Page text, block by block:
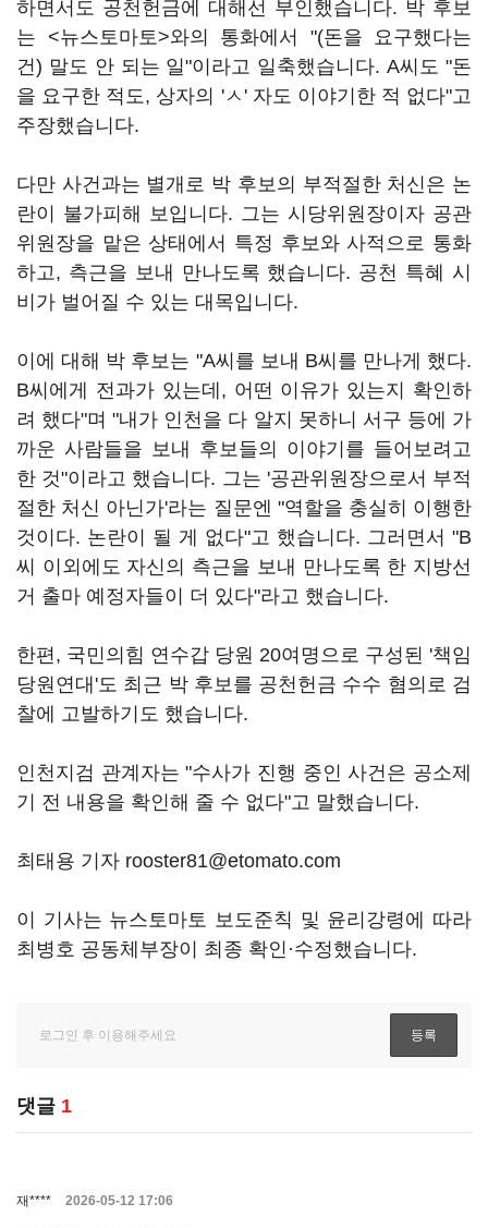
하면서도 공천헌금에 대해선 부인했습니다. 박 후보
는 <뉴스토마토>와의 통화에서 "(돈을 요구했다는
건) 말도 안 되는 일"이라고 일축했습니다. A씨도 "돈
을 요구한 적도, 상자의 'ㅅ' 자도 이야기한 적 없다"고
주장했습니다.
다만 사건과는 별개로 박 후보의 부적절한 처신은 논
란이 불가피해 보입니다. 그는 시당위원장이자 공관
위원장을 맡은 상태에서 특정 후보와 사적으로 통화
하고, 측근을 보내 만나도록 했습니다. 공천 특혜 시
비가 벌어질 수 있는 대목입니다.
이에 대해 박 후보는 "A씨를 보내 B씨를 만나게 했다.
B씨에게 전과가 있는데, 어떤 이유가 있는지 확인하
려 했다"며 "내가 인천을 다 알지 못하니 서구 등에 가
까운 사람들을 보내 후보들의 이야기를 들어보려고
한 것"이라고 했습니다. 그는 '공관위원장으로서 부적
절한 처신 아닌가'라는 질문엔 "역할을 충실히 이행한
것이다. 논란이 될 게 없다"고 했습니다. 그러면서 "B
씨 이외에도 자신의 측근을 보내 만나도록 한 지방선
거 출마 예정자들이 더 있다"라고 했습니다.
한편, 국민의힘 연수갑 당원 20여명으로 구성된 '책임
당원연대'도 최근 박 후보를 공천헌금 수수 혐의로 검
찰에 고발하기도 했습니다.
인천지검 관계자는 "수사가 진행 중인 사건은 공소제
기 전 내용을 확인해 줄 수 없다"고 말했습니다.
최태용 기자 rooster81@etomato.com
이 기사는 뉴스토마토 보도준칙 및 윤리강령에 따라
최병호 공동체부장이 최종 확인·수정했습니다.
댓글 1
재**** 2026-05-12 17:06